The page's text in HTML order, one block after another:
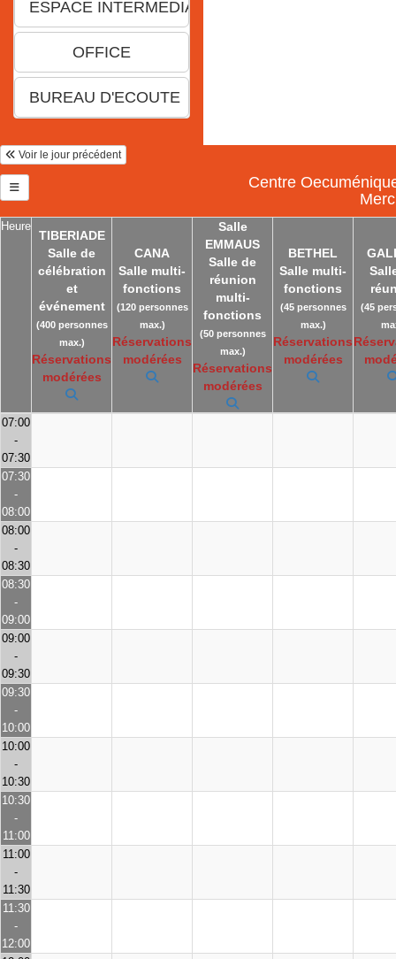
Voir le jour précédent
Centre
Heure
TIBERIADE
Salle de
célébration
et
événement
(400 personnes
max.)
Réservations
modérées
CANA
Salle multi-
fonctions
(120 personnes
max.)
Réservations
modérées
Salle
EMMAUS
Salle de
réunion
multi-
fonctions
(50 personnes
max.)
Réservations
modérées
BETHEL
Salle multi-
fonctions
(45 personnes
max.)
Réservations
modérées
(45
07:00
-
07:30
07:30
-
08:00
08:00
-
08:30
08:30
-
09:00
09:00
-
09:30
09:30
-
10:00
10:00
-
10:30
10:30
-
11:00
11:00
-
11:30
11:30
-
12:00